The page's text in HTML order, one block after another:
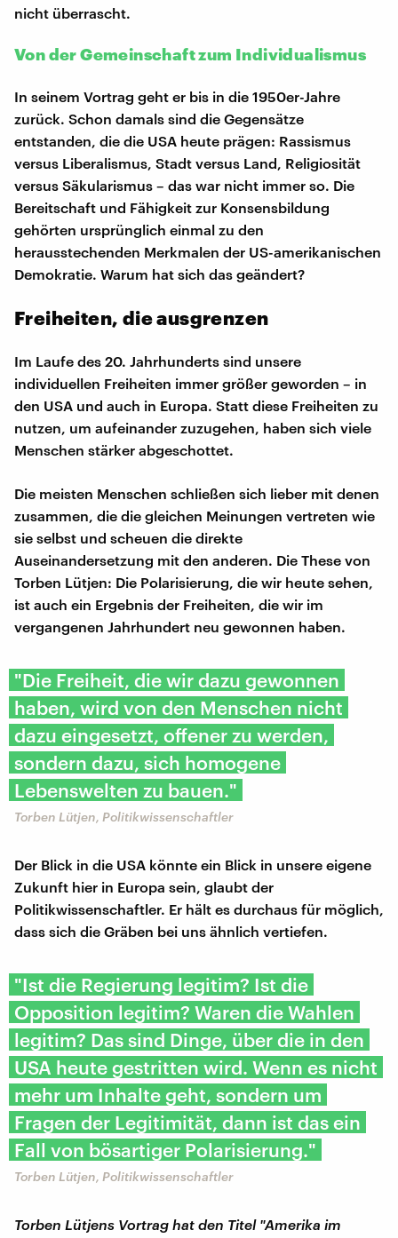
nicht überrascht.
Von der Gemeinschaft zum Individualismus
In seinem Vortrag geht er bis in die 1950er-Jahre
zurück. Schon damals sind die Gegensätze
entstanden, die die USA heute prägen: Rassismus
versus Liberalismus, Stadt versus Land, Religiosität
versus Säkularismus – das war nicht immer so. Die
Bereitschaft und Fähigkeit zur Konsensbildung
gehörten ursprünglich einmal zu den
herausstechenden Merkmalen der US-amerikanischen
Demokratie. Warum hat sich das geändert?
Freiheiten, die ausgrenzen
Im Laufe des 20. Jahrhunderts sind unsere
individuellen Freiheiten immer größer geworden – in
den USA und auch in Europa. Statt diese Freiheiten zu
nutzen, um aufeinander zuzugehen, haben sich viele
Menschen stärker abgeschottet.
Die meisten Menschen schließen sich lieber mit denen
zusammen, die die gleichen Meinungen vertreten wie
sie selbst und scheuen die direkte
Auseinandersetzung mit den anderen. Die These von
Torben Lütjen: Die Polarisierung, die wir heute sehen,
ist auch ein Ergebnis der Freiheiten, die wir im
vergangenen Jahrhundert neu gewonnen haben.
"Die Freiheit, die wir dazu gewonnen
haben, wird von den Menschen nicht
dazu eingesetzt, offener zu werden,
sondern dazu, sich homogene
Lebenswelten zu bauen."
Torben Lütjen, Politikwissenschaftler
Der Blick in die USA könnte ein Blick in unsere eigene
Zukunft hier in Europa sein, glaubt der
Politikwissenschaftler. Er hält es durchaus für möglich,
dass sich die Gräben bei uns ähnlich vertiefen.
"Ist die Regierung legitim? Ist die
Opposition legitim? Waren die Wahlen
legitim? Das sind Dinge, über die in den
USA heute gestritten wird. Wenn es nicht
mehr um Inhalte geht, sondern um
Fragen der Legitimität, dann ist das ein
Fall von bösartiger Polarisierung."
Torben Lütjen, Politikwissenschaftler
Torben Lütjens Vortrag hat den Titel "Amerika im